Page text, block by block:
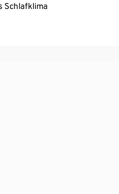
Schlafklima
zu 20 cm